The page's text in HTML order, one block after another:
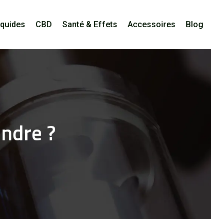
CBD Santé & Effets Accessoires Blog
?